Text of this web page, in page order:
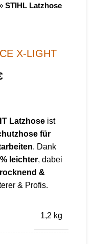
STIHL Latzhose
X-LIGHT
Latzhose ist
für
. Dank
leichter, dabei
&
& Profis.
1,2 kg